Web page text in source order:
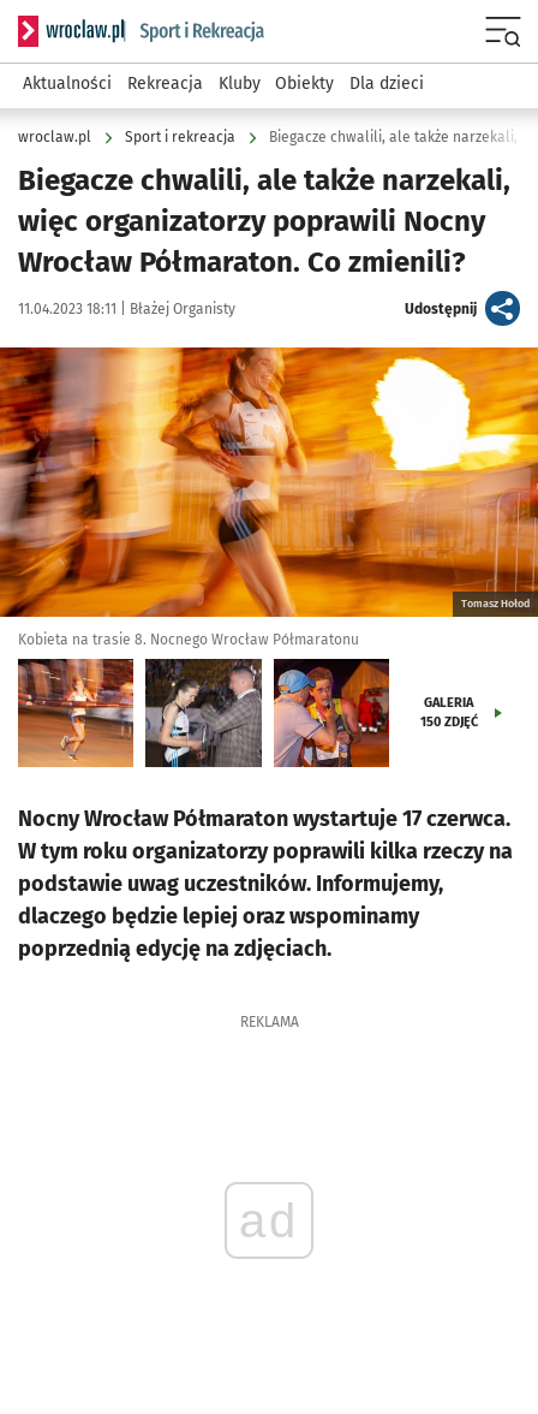
Serwis informacyjny wroclaw.pl podserwis: Sport i rekreacja
Aktualności Rekreacja Kluby Obiekty Dla dzieci
wroclaw.pl Sport i rekreacja
Biegacze chwalili, ale także narzekali,
więc organizatorzy poprawili Nocny
Wrocław Półmaraton. Co zmienili?
Data publikacji:
11.04.2023 18:11 | Autor:
Błażej Organisty Udostępnijartykuł
Kliknij, aby zobaczyć galerię
Tomasz Hołod
Kobieta na trasie 8. Nocnego Wrocław Półmaratonu
GALERIA
150 ZDJĘĆ
Nocny Wrocław Półmaraton wystartuje 17 czerwca.
W tym roku organizatorzy poprawili kilka rzeczy na
podstawie uwag uczestników. Informujemy,
dlaczego będzie lepiej oraz wspominamy
poprzednią edycję na zdjęciach.
REKLAMA
ad